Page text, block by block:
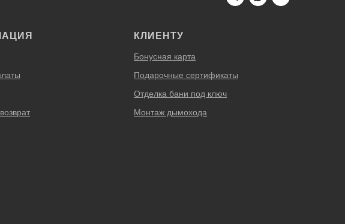
КЛИЕНТУ
Бонусная карта
Подарочные сертификаты
Отделка бани под ключ
Монтаж дымохода